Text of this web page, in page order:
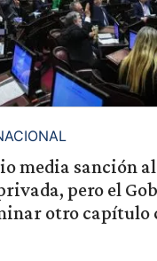
media sanción
pero el
otro capítulo